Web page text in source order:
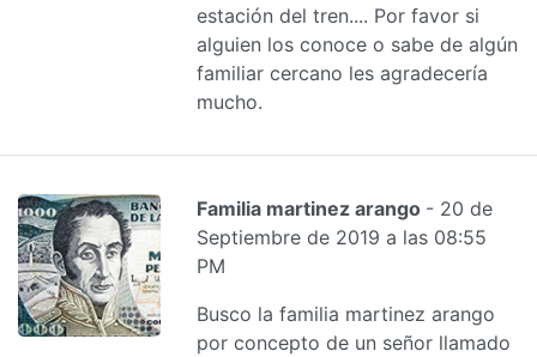
estación del tren.... Por favor si
alguien los conoce o sabe de algún
familiar cercano les agradecería
mucho.
Familia martinez arango - 20 de
Septiembre de 2019 a las 08:55
PM
Busco la familia martinez arango
por concepto de un señor llamado